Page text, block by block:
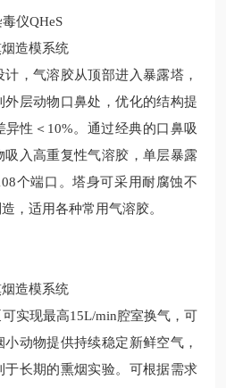
仪QHeS
，气溶胶从顶部进入暴露塔，
层动物口鼻处，优化的结构提
性＜10%。通过经典的口鼻吸
吸入高重复性气溶胶，单层暴露
个端口。塔身可采用耐腐蚀不
，适用各种常用气溶胶。
实现最高15L/min腔室换气，可
动物提供持续稳定新鲜空气，
长期的熏烟实验。可根据需求